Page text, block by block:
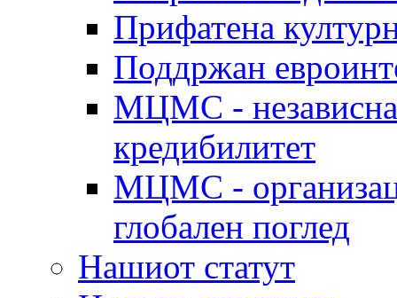
Прифатена
Поддржан
МЦМС - независна
кредибилитет
МЦМС -
глобален поглед
Нашиот статут